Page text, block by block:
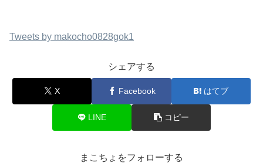
Tweets by makocho0828gok1
シェアする
X Facebook はてブ
LINE コピー
まこちょをフォローする